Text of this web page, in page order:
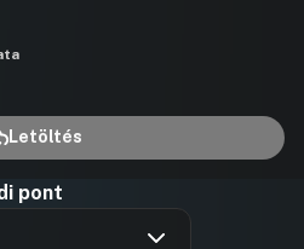
Letöltés
pont